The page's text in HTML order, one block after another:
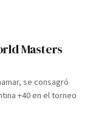
Masters
se consagró
+40 en el torneo